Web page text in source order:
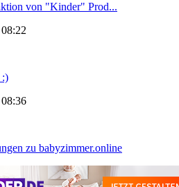
von "Kinder" Prod...
:)